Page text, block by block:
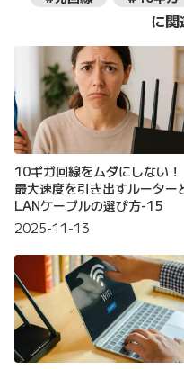
に
10ギガ回線をムダにしない！
最大速度を引き出すルーター
LANケーブルの選び方-15
2025-11-13